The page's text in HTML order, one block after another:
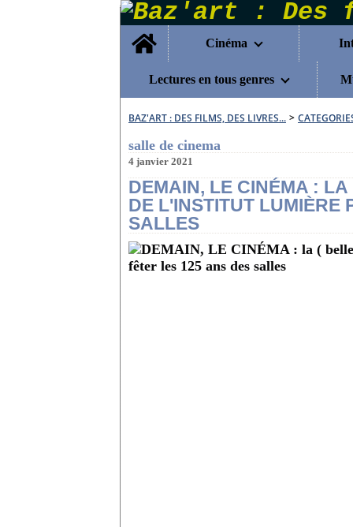
Home
Cinéma
Lectures en tous genres
BAZ'ART : DES FILMS, DES LIVRES... >
salle de cinema
4 janvier 2021
DEMAIN, LE CINÉMA :
DE L'INSTITUT LUMIÈRE
SALLES